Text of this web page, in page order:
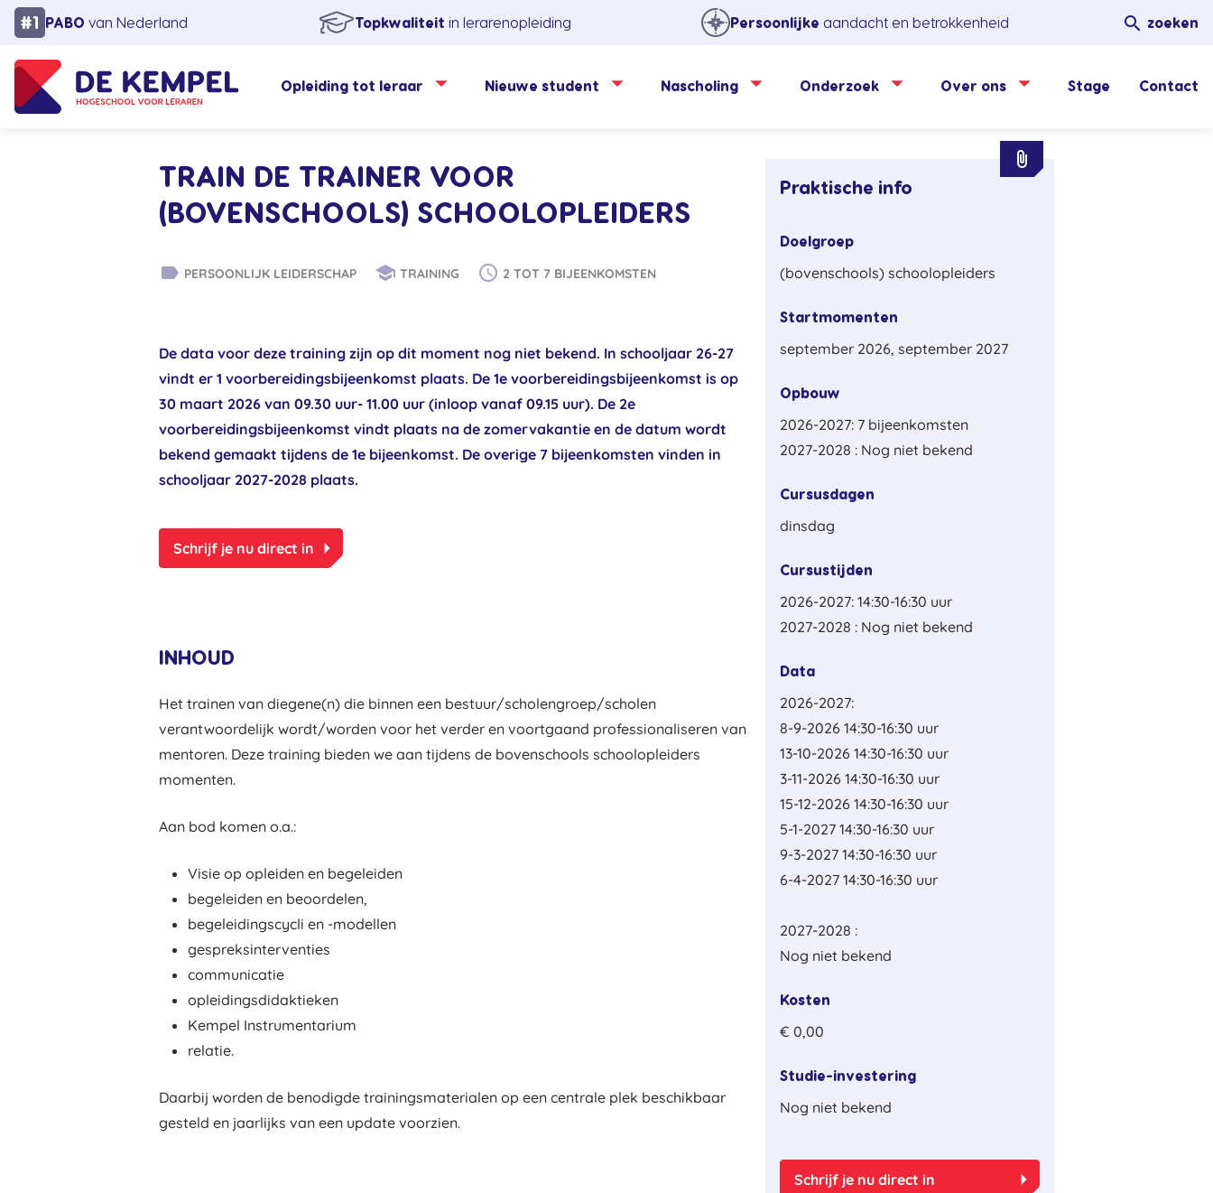
PABO van Nederland Topkwaliteit in lerarenopleiding Persoonlijke aandacht en betrokkenheid  zoeken
Opleiding tot leraar Nieuwe student Nascholing Onderzoek Over ons Stage Contact
TRAIN DE TRAINER VOOR
(BOVENSCHOOLS) SCHOOLOPLEIDERS
label PERSOONLIJK LEIDERSCHAP school TRAINING schedule 2 TOT 7 BIJEENKOMSTEN
De data voor deze training zijn op dit moment nog niet bekend. In schooljaar 26-27
vindt er 1 voorbereidingsbijeenkomst plaats. De 1e voorbereidingsbijeenkomst is op
30 maart 2026 van 09.30 uur- 11.00 uur (inloop vanaf 09.15 uur). De 2e
voorbereidingsbijeenkomst vindt plaats na de zomervakantie en de datum wordt
bekend gemaakt tijdens de 1e bijeenkomst. De overige 7 bijeenkomsten vinden in
schooljaar 2027-2028 plaats.
Schrijf je nu direct in arrow_right
INHOUD
Het trainen van diegene(n) die binnen een bestuur/scholengroep/scholen
verantwoordelijk wordt/worden voor het verder en voortgaand professionaliseren van
mentoren. Deze training bieden we aan tijdens de bovenschools schoolopleiders
momenten.
Aan bod komen o.a.:
Visie op opleiden en begeleiden
begeleiden en beoordelen,
begeleidingscycli en -modellen
gespreksinterventies
communicatie
opleidingsdidaktieken
Kempel Instrumentarium
relatie.
Daarbij worden de benodigde trainingsmaterialen op een centrale plek beschikbaar
gesteld en jaarlijks van een update voorzien.
attachment
Praktische info
Doelgroep
(bovenschools) schoolopleiders
Startmomenten
september 2026, september 2027
Opbouw
2026-2027: 7 bijeenkomsten
2027-2028 : Nog niet bekend
Cursusdagen
dinsdag
Cursustijden
2026-2027: 14:30-16:30 uur
2027-2028 : Nog niet bekend
Data
2026-2027:
8-9-2026 14:30-16:30 uur
13-10-2026 14:30-16:30 uur
3-11-2026 14:30-16:30 uur
15-12-2026 14:30-16:30 uur
5-1-2027 14:30-16:30 uur
9-3-2027 14:30-16:30 uur
6-4-2027 14:30-16:30 uur
2027-2028 :
Nog niet bekend
Kosten
€ 0,00
Studie-investering
Nog niet bekend
Schrijf je nu direct in arrow_right